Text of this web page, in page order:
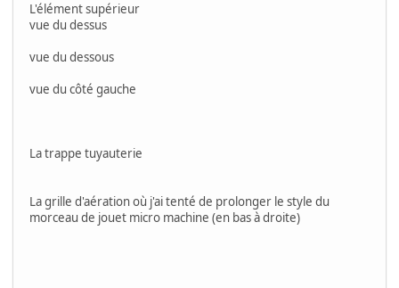
L'élément supérieur
vue du dessus
vue du dessous
vue du côté gauche
La trappe tuyauterie
La grille d'aération où j'ai tenté de prolonger le style du
morceau de jouet micro machine (en bas à droite)